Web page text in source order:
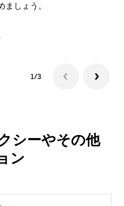
ましょう。
1/3
シーやその他
ン